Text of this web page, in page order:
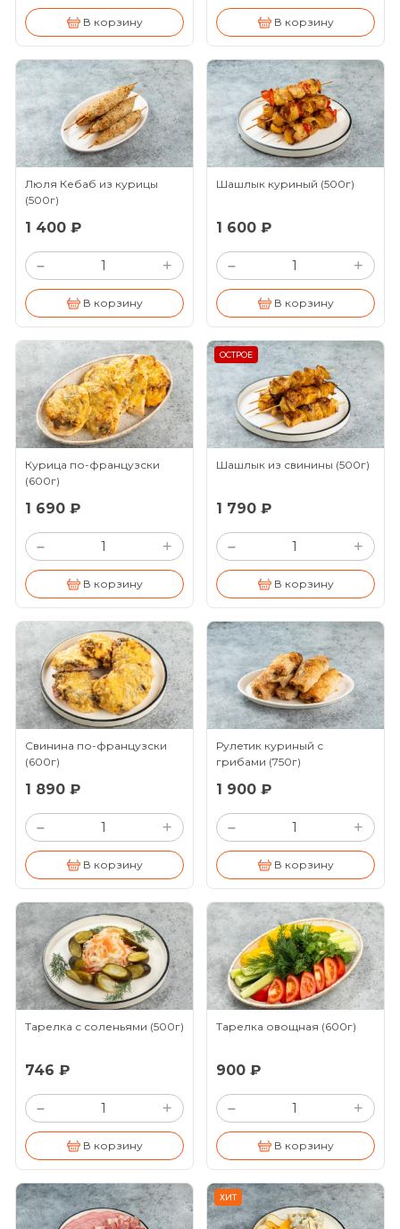
В корзину В корзину
Люля Кебаб из курицы
(500г)
1 400 ₽
– +
В корзину
Шашлык куриный (500г)
1 600 ₽
– +
В корзину
Курица по-французски
(600г)
1 690 ₽
– +
В корзину
ОСТРОЕ
Шашлык из свинины (500г)
1 790 ₽
– +
В корзину
Свинина по-французски
(600г)
1 890 ₽
– +
В корзину
Рулетик куриный с
грибами (750г)
1 900 ₽
– +
В корзину
Тарелка с соленьями (500г)
746 ₽
– +
В корзину
Тарелка овощная (600г)
900 ₽
– +
В корзину
ХИТ